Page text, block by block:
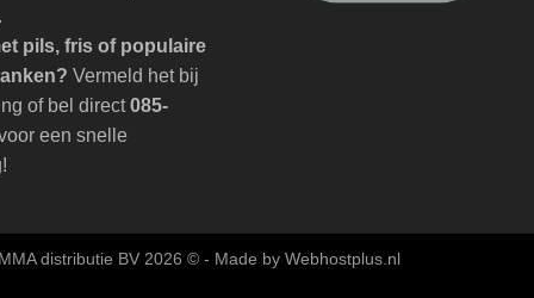
pils, fris of populaire
Vermeld het bij
of bel direct085-
een snelle
distributie BV 2026 © - Made by Webhostplus.nl